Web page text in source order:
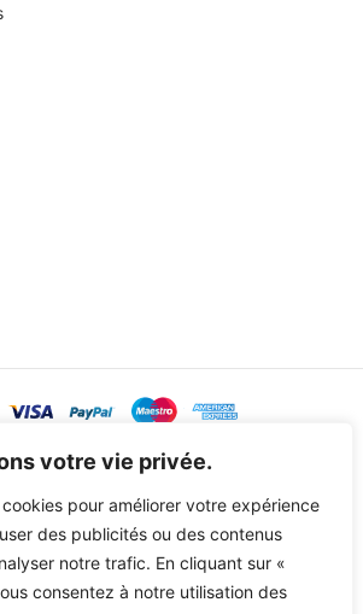
votre vie privée.
pour améliorer votre expérience
des publicités ou des contenus
notre trafic. En cliquant sur «
consentez à notre utilisation des
Baby Sweetness byAgence Exoa